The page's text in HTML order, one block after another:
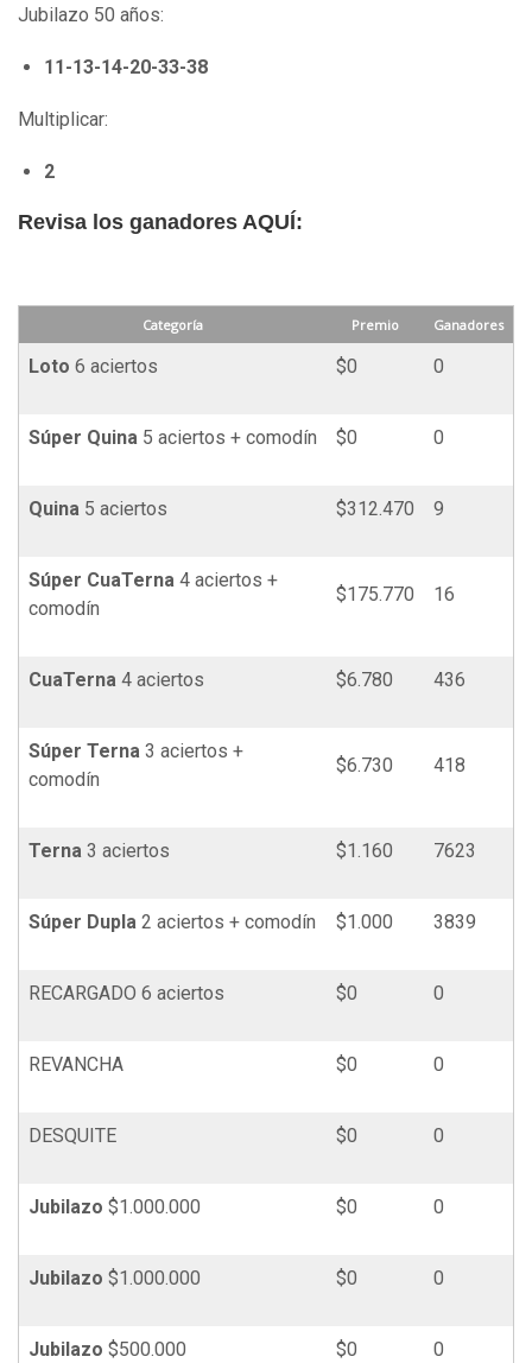
Jubilazo 50 años:
11-13-14-20-33-38
Multiplicar:
2
Revisa los ganadores AQUÍ:
Categoría Premio Ganadores
Loto 6 aciertos $0 0
Súper Quina 5 aciertos + comodín $0 0
Quina 5 aciertos $312.470 9
Súper CuaTerna 4 aciertos +
comodín
$175.770 16
CuaTerna 4 aciertos $6.780 436
Súper Terna 3 aciertos +
comodín
$6.730 418
Terna 3 aciertos $1.160 7623
Súper Dupla 2 aciertos + comodín $1.000 3839
RECARGADO 6 aciertos $0 0
REVANCHA $0 0
DESQUITE $0 0
Jubilazo $1.000.000 $0 0
Jubilazo $1.000.000 $0 0
Jubilazo $500.000 $0 0